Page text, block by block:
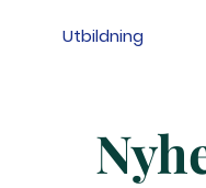
Utbildning